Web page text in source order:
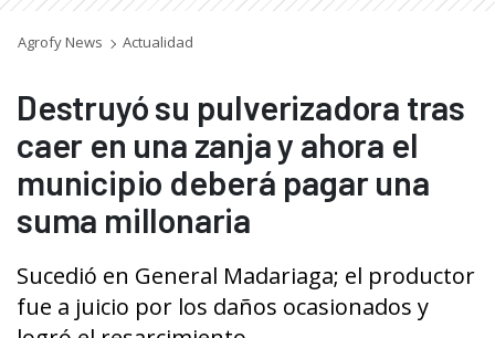
Agrofy News Actualidad
Destruyó su pulverizadora tras
caer en una zanja y ahora el
municipio deberá pagar una
suma millonaria
Sucedió en General Madariaga; el productor
fue a juicio por los daños ocasionados y